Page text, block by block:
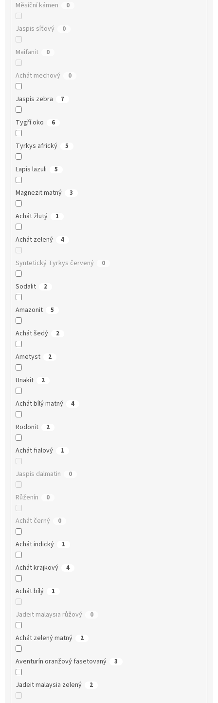
Měsíční kámen 0
Jaspis síťový 0
Maifanit 0
Achát mechový 0
Jaspis zebra 7
Tygří oko 6
Tyrkys africký 5
Lapis lazuli 5
Magnezit matný 3
Achát žlutý 1
Achát zelený 4
Syntetický Tyrkys červený 0
Sodalit 2
Amazonit 5
Achát šedý 2
Ametyst 2
Unakit 2
Achát bílý matný 4
Rodonit 2
Achát fialový 1
Jaspis dalmatin 0
Růženín 0
Achát černý 0
Achát indický 1
Achát krajkový 4
Achát bílý 1
Jadeit malaysia růžový 0
Achát zelený matný 2
Aventurín oranžový fasetovaný 3
Jadeit malaysia zelený 2